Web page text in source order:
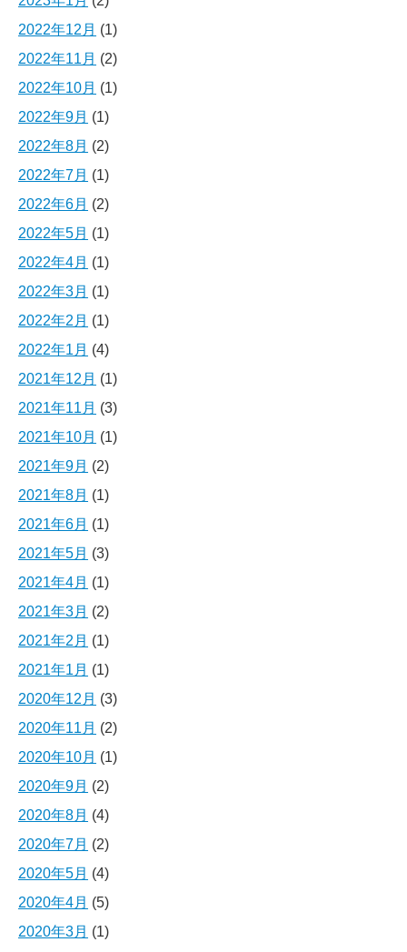
2022年12月 (1)
2022年11月 (2)
2022年10月 (1)
2022年9月 (1)
2022年8月 (2)
2022年7月 (1)
2022年6月 (2)
2022年5月 (1)
2022年4月 (1)
2022年3月 (1)
2022年2月 (1)
2022年1月 (4)
2021年12月 (1)
2021年11月 (3)
2021年10月 (1)
2021年9月 (2)
2021年8月 (1)
2021年6月 (1)
2021年5月 (3)
2021年4月 (1)
2021年3月 (2)
2021年2月 (1)
2021年1月 (1)
2020年12月 (3)
2020年11月 (2)
2020年10月 (1)
2020年9月 (2)
2020年8月 (4)
2020年7月 (2)
2020年5月 (4)
2020年4月 (5)
2020年3月 (1)